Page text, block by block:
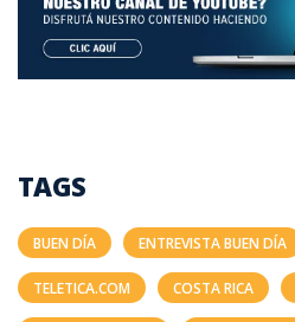
TAGS
BUEN DÍA ENTREVISTA BUEN DÍA
TELETICA.COM COSTA RICA